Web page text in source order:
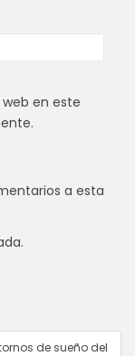
en este
a esta
de sueño del